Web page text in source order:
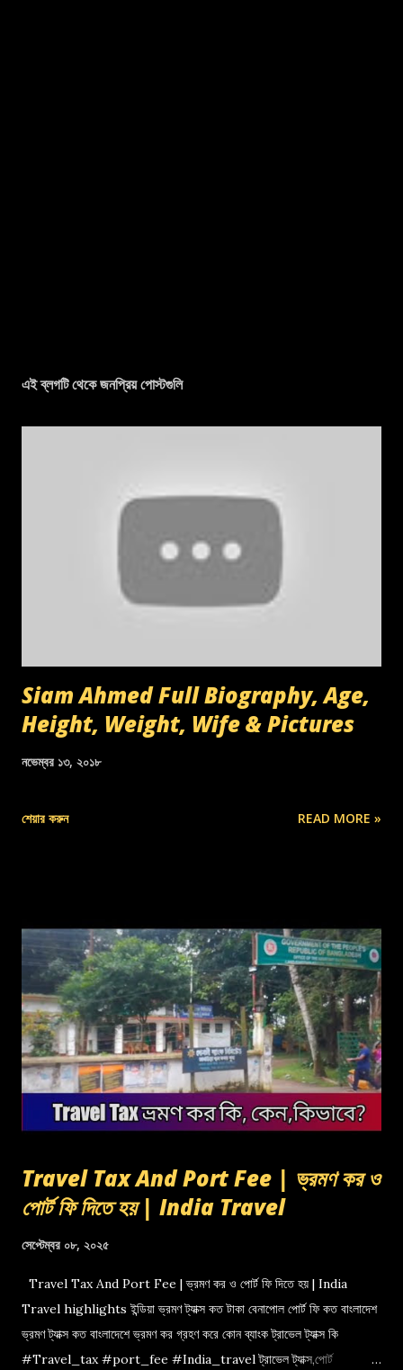
এই ব্লগটি থেকে জনপ্রিয় পোস্টগুলি
Siam Ahmed Full Biography, Age,
Height, Weight, Wife & Pictures
নভেম্বর ১৩, ২০১৮
শেয়ার করুন READ MORE »
Travel Tax And Port Fee | ভ্রমণ কর ও
পোর্ট ফি দিতে হয় | India Travel
সেপ্টেম্বর ০৮, ২০২৫
Travel Tax And Port Fee | ভ্রমণ কর ও পোর্ট ফি দিতে হয় | India
Travel highlights ইন্ডিয়া ভ্রমণ ট্যাক্স কত টাকা বেনাপোল পোর্ট ফি কত বাংলাদেশ
ভ্রমণ ট্যাক্স কত বাংলাদেশে ভ্রমণ কর গ্রহণ করে কোন ব্যাংক ট্রাভেল ট্যাক্স কি
#Travel_tax #port_fee #India_travel ট্রাভেল ট্যাক্স,পোর্ট